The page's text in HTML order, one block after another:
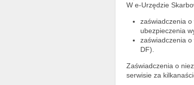
W e-Urzędzie
zaświadczenia
ubezpieczenia
zaświadczenia
DF).
Zaświadczenia o
serwisie za